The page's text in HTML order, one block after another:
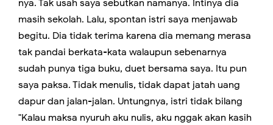
nya. Tak usah saya sebutkan namanya. Intinya dia
masih sekolah. Lalu, spontan istri saya menjawab
begitu. Dia tidak terima karena dia memang merasa
tak pandai berkata-kata walaupun sebenarnya
sudah punya tiga buku, duet bersama saya. Itu pun
saya paksa. Tidak menulis, tidak dapat jatah uang
dapur dan jalan-jalan. Untungnya, istri tidak bilang
"Kalau maksa nyuruh aku nulis, aku nggak akan kasih